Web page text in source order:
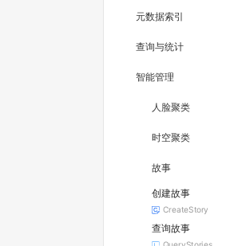
元数据索引
查询与统计
智能管理
人脸聚类
时空聚类
故事
创建故事
CreateStory
查询故事